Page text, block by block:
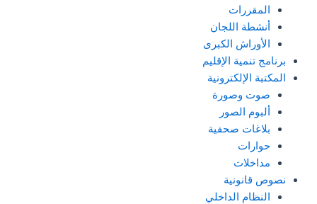
المقررات
أنشطة اللجان
الأوراش الكبرى
برنامج تنمية الإقليم
المكتبة الإلكترونية
صوت وصورة
ألبوم الصور
بلاغات صحفية
حوارات
مداخلات
نصوص قانونية
النظام الداخلي